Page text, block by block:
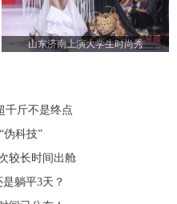
山东济南上演大学生时尚秀
千斤不是终点
伪科技”
较长时间出舱
躺平3天？